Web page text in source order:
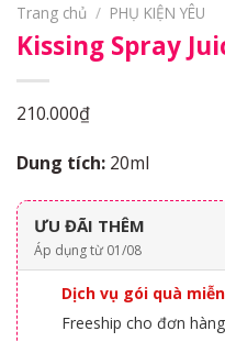
Trang chủ / PHỤ KIỆN YÊU
Kissing Spray
210.000₫
Dung tích: 20ml
ƯU ĐÃI THÊM
Áp dụng từ 01/08
Dịch vụ gói quà
Freeship cho đơn